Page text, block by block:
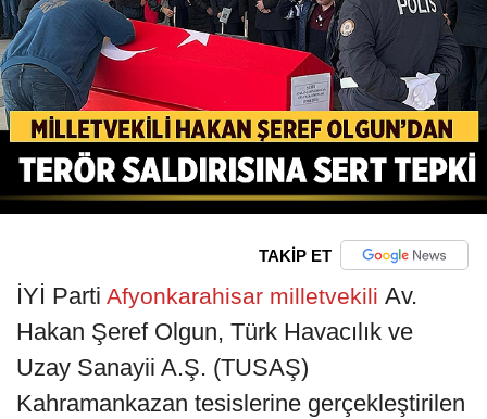
TAKİP ET
İYİ Parti Afyonkarahisar milletvekili Av.
Hakan Şeref Olgun, Türk Havacılık ve
Uzay Sanayii A.Ş. (TUSAŞ)
Kahramankazan tesislerine gerçekleştirilen